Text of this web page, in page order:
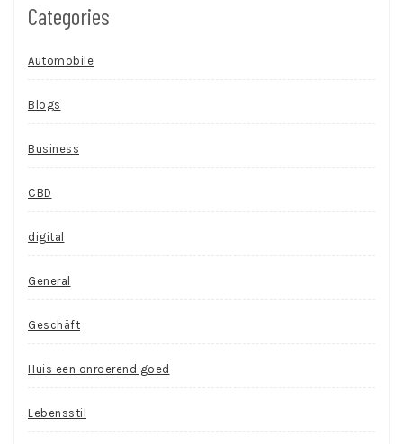
Categories
Automobile
Blogs
Business
CBD
digital
General
Geschäft
Huis een onroerend goed
Lebensstil